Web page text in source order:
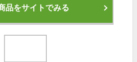
品をサイトでみる